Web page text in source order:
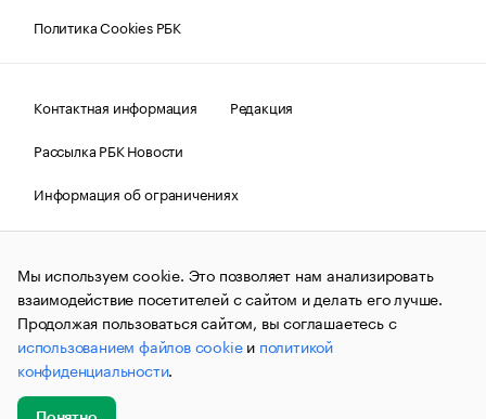
Политика Cookies РБК
Контактная информация
Редакция
Рассылка РБК Новости
Информация об ограничениях
Правовая информация
О соблюдении авторских прав
© АО «РОСБИЗНЕСКОНСАЛТИНГ»,1995–2026.Сообщения
и материалы информационного агентства «РБК»
(зарегистрировано Федеральной службой по надзору в сфере
связи, информационных технологий и массовых
коммуникаций (Роскомнадзор) 09.12.2015 за номером ИА
№ФС77-63848) сопровождаются пометкой «РБК». Отдельные
публикации могут содержать информацию,
не предназначенную для пользователей
Мы используем cookie. Это позволяет нам анализировать
взаимодействие посетителей с сайтом и делать его лучше.
Продолжая пользоваться сайтом, вы соглашаетесь с
использованием файлов cookieи политикой
конфиденциальности.